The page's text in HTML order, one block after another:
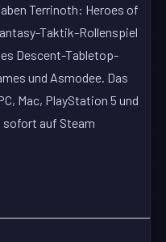
Terrinoth: Heroes of
Taktik-Rollenspiel
Descent-Tabletop-
und Asmodee. Das
Mac, PlayStation 5 und
sofort auf Steam